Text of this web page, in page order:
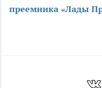
преемника «Лады